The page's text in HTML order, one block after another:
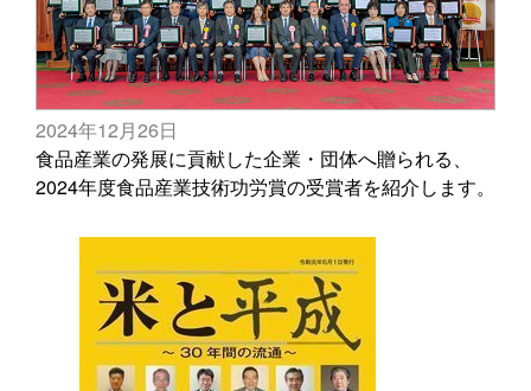
2024年12月26日
食品産業の発展に貢献した企業・団体へ贈られる、
2024年度食品産業技術功労賞の受賞者を紹介します。